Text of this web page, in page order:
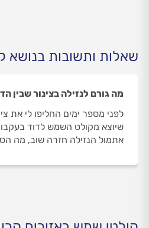
שאלות ותשובות בנושא
מה גורם לנזילה בצינור שבין
לפני מספר ימים החליפו לי את
שיוצא מקולט השמש לדוד
אתמול הנזילה חזרה שוב, מה